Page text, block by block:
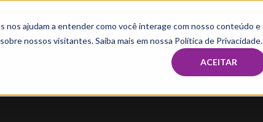
nos ajudam a entender como você interage com nosso conteúdo e
nossos visitantes. Saiba mais em nossa Política de Privacidade.
ACEITAR
HOME MBA & PÓS